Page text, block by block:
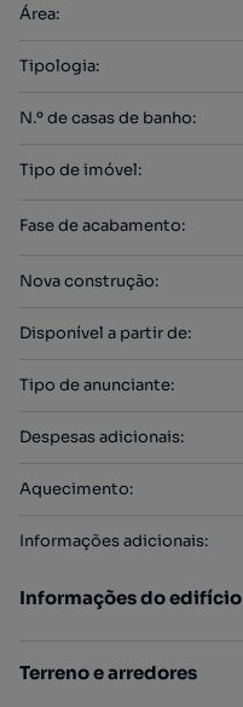
Área:
Tipologia:
N.º de casas de banho:
Tipo de imóvel:
Fase de acabamento:
Nova construção:
Disponível a partir de:
Tipo de anunciante:
Despesas adicionais:
Aquecimento:
Informações adicionais:
Informações do edifício
Terreno e arredores